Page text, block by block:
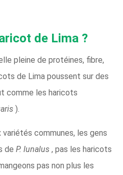
de Lima ?
pleine de protéines, fibre,
de Lima poussent sur des
comme les haricots
).
communes, les gens
de P. lunalus , pas les haricots
pas non plus les